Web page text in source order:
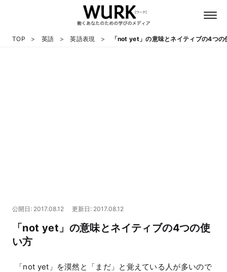
マネー
TOP 英語 英語表現 「not yet」の意味とネイティブの4つの
公開日: 2017.08.12 更新日: 2017.08.12
「not yet」の意味とネイティブの4つの使
い方
「not yet」を漠然と「まだ」と覚えている人が多いので